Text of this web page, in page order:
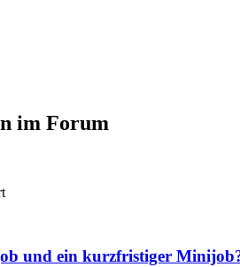
im Forum
und ein kurzfristiger